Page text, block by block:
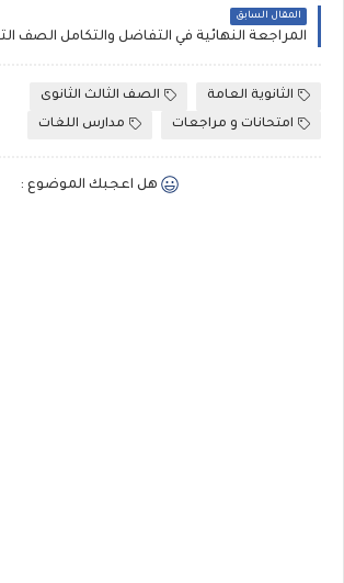
المقال السابق
الثانوية العامة
الصف الثالث الثانوى
امتحانات و مراجعات
مدارس اللغات
هل اعجبك الموضوع :